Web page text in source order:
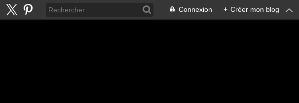
Connexion + Créer mon blog